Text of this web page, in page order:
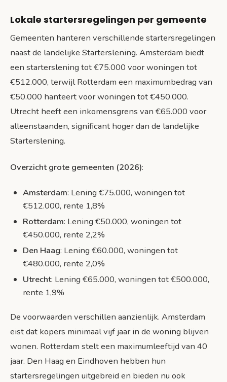
Lokale startersregelingen per gemeente
Gemeenten hanteren verschillende startersregelingen
naast de landelijke Starterslening. Amsterdam biedt
een starterslening tot €75.000 voor woningen tot
€512.000, terwijl Rotterdam een maximumbedrag van
€50.000 hanteert voor woningen tot €450.000.
Utrecht heeft een inkomensgrens van €65.000 voor
alleenstaanden, significant hoger dan de landelijke
Starterslening.
Overzicht grote gemeenten (2026):
Amsterdam: Lening €75.000, woningen tot
€512.000, rente 1,8%
Rotterdam: Lening €50.000, woningen tot
€450.000, rente 2,2%
Den Haag: Lening €60.000, woningen tot
€480.000, rente 2,0%
Utrecht: Lening €65.000, woningen tot €500.000,
rente 1,9%
De voorwaarden verschillen aanzienlijk. Amsterdam
eist dat kopers minimaal vijf jaar in de woning blijven
wonen. Rotterdam stelt een maximumleeftijd van 40
jaar. Den Haag en Eindhoven hebben hun
startersregelingen uitgebreid en bieden nu ook